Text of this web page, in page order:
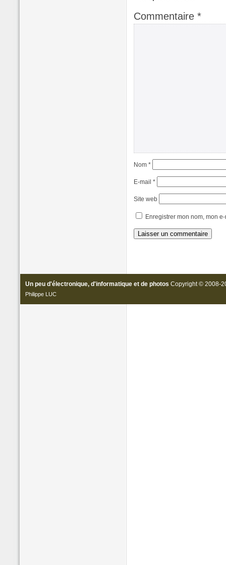
Commentaire *
Nom *
E-mail *
Site web
Enregistrer mon nom, mon
Un peu d'électronique, d'informatique et de photos Copyright © 2008-
Philippe LUC